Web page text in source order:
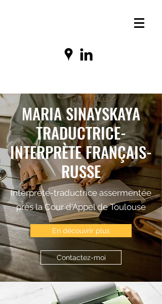
MARIA SINAYSKAYA
TRADUCTRICE-
INTERPRÈTE FRANÇAIS-
RUSSE
Interprète-traductrice assermentée
près la Cour d'Appel de Toulouse
En découvrir plus
Contactez-moi